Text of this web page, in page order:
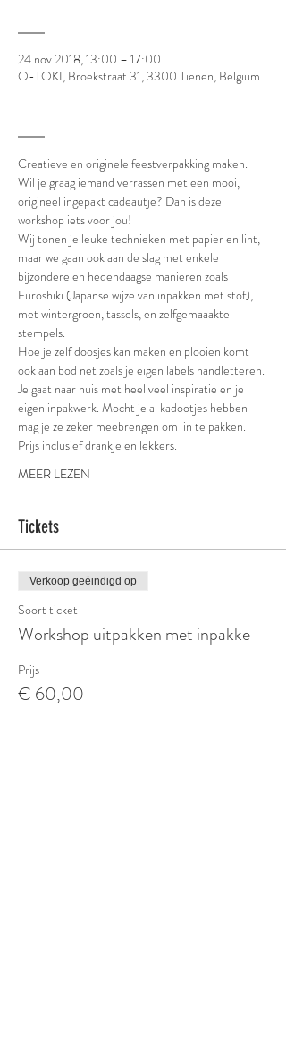
24 nov 2018, 13:00 – 17:00
O-TOKI, Broekstraat 31, 3300 Tienen, Belgium
Creatieve en originele feestverpakking maken.
Wil je graag iemand verrassen met een mooi,
origineel ingepakt cadeautje? Dan is deze
workshop iets voor jou!
Wij tonen je leuke technieken met papier en lint,
maar we gaan ook aan de slag met enkele
bijzondere en hedendaagse manieren zoals
Furoshiki (Japanse wijze van inpakken met stof),
met wintergroen, tassels, en zelfgemaaakte
stempels.
Hoe je zelf doosjes kan maken en plooien komt
ook aan bod net zoals je eigen labels handletteren.
Je gaat naar huis met heel veel inspiratie en je
eigen inpakwerk. Mocht je al kadootjes hebben
mag je ze zeker meebrengen om  in te pakken.
Prijs inclusief drankje en lekkers.
MEER LEZEN
Tickets
Verkoop geëindigd op
Soort ticket
Workshop uitpakken met inpakke
Prijs
€ 60,00